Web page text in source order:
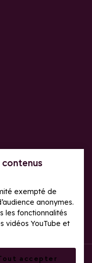
exempté de
anonymes.
les fonctionnalités
vidéos YouTube et
accepter
Rosière